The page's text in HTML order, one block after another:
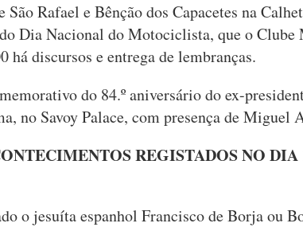
São Rafael e Bênção dos Capacetes na
Dia Nacional do Motociclista, que o Clube
há discursos e entrega de lembranças.
do 84.º aniversário do ex-
no Savoy Palace, com presença de Miguel
REGISTADOS NO DIA
o jesuíta espanhol Francisco de Borja ou